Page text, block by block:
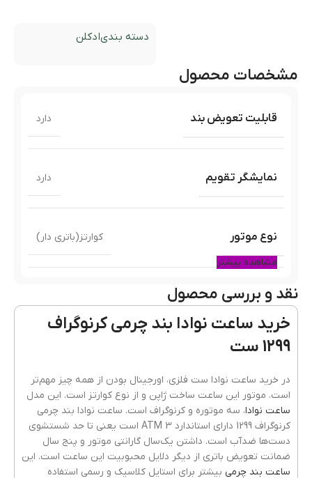
دسته بندیادکلن
مشخصات محصول
قابلیت تعویض بند دارد
نمایشگر تقویم دارد
نوع موتور کوارتز(باتری دار)
رنگ قاب
جنس قاب
رنگ بند قهوه ای
جنسیت ساعت زنانه,مردانه
مشاهده بیشتر
نقد و بررسی محصول
خرید ساعت نوادا بند چرمی کرنوگراف
1299 ست
در خرید ساعت نوادا ست فلزی، اورجینال بودن از همه چیز مهم‌تر
است. موتور این ساعت ساخت ژاپن و از نوع کوارتز است. این مدل
ساعت نوادا، سه موتوره و کرنوگراف است. ساعت نوادا بند چرمی
کرنوگراف 1299 دارای استاندارد 3 ATM است یعنی تا حد شستشوی
دست‌ها ضدآب است. داشتن یک‌سال گارانتی موتور و پنج سال
ضمانت تعویض باتری از دیگر دلایل محبوبیت این ساعت است. این
ساعت بند چرمی بیشتر برای استایل کلاسیک و رسمی استفاده